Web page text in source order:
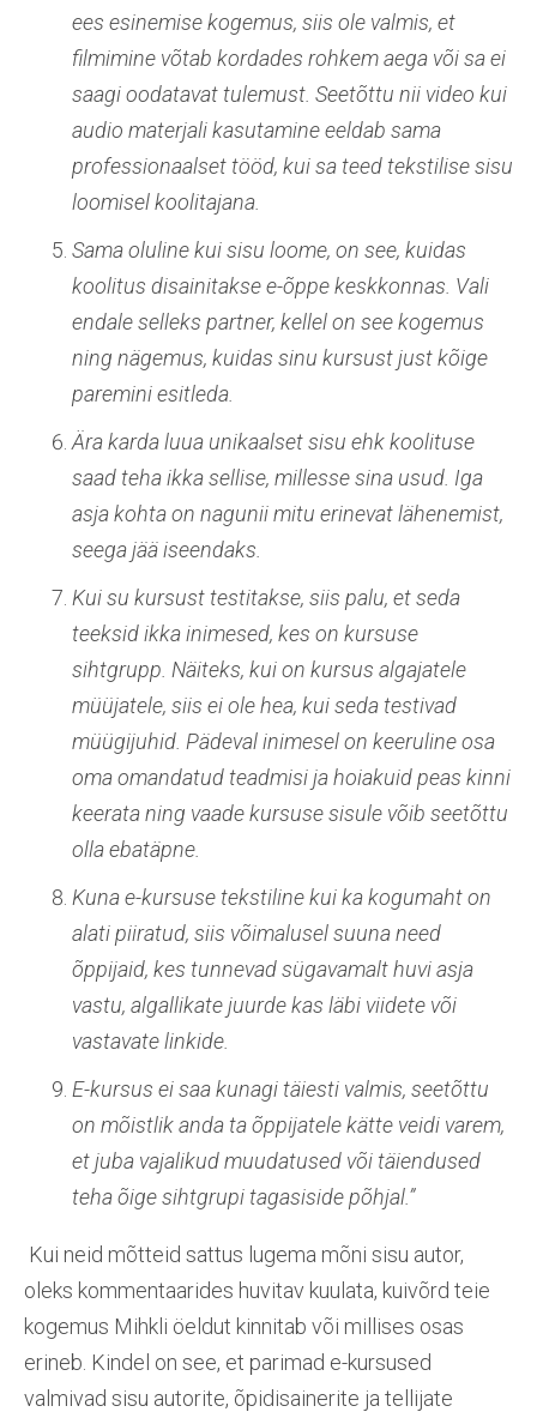
ees esinemise kogemus, siis ole valmis, et
filmimine võtab kordades rohkem aega või sa ei
saagi oodatavat tulemust. Seetõttu nii video kui
audio materjali kasutamine eeldab sama
professionaalset tööd, kui sa teed tekstilise sisu
loomisel koolitajana.
Sama oluline kui sisu loome, on see, kuidas
koolitus disainitakse e-õppe keskkonnas. Vali
endale selleks partner, kellel on see kogemus
ning nägemus, kuidas sinu kursust just kõige
paremini esitleda.
Ära karda luua unikaalset sisu ehk koolituse
saad teha ikka sellise, millesse sina usud. Iga
asja kohta on nagunii mitu erinevat lähenemist,
seega jää iseendaks.
Kui su kursust testitakse, siis palu, et seda
teeksid ikka inimesed, kes on kursuse
sihtgrupp. Näiteks, kui on kursus algajatele
müüjatele, siis ei ole hea, kui seda testivad
müügijuhid. Pädeval inimesel on keeruline osa
oma omandatud teadmisi ja hoiakuid peas kinni
keerata ning vaade kursuse sisule võib seetõttu
olla ebatäpne.
Kuna e-kursuse tekstiline kui ka kogumaht on
alati piiratud, siis võimalusel suuna need
õppijaid, kes tunnevad sügavamalt huvi asja
vastu, algallikate juurde kas läbi viidete või
vastavate linkide.
E-kursus ei saa kunagi täiesti valmis, seetõttu
on mõistlik anda ta õppijatele kätte veidi varem,
et juba vajalikud muudatused või täiendused
teha õige sihtgrupi tagasiside põhjal.”
Kui neid mõtteid sattus lugema mõni sisu autor,
oleks kommentaarides huvitav kuulata, kuivõrd teie
kogemus Mihkli öeldut kinnitab või millises osas
erineb. Kindel on see, et parimad e-kursused
valmivad sisu autorite, õpidisainerite ja tellijate